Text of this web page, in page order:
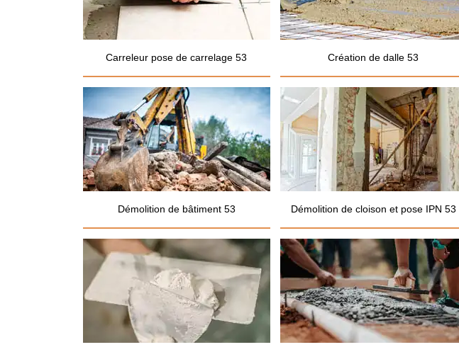
Carreleur pose de carrelage 53 Création de dalle 53
Démolition de bâtiment 53 Démolition de cloison et pose IPN 53